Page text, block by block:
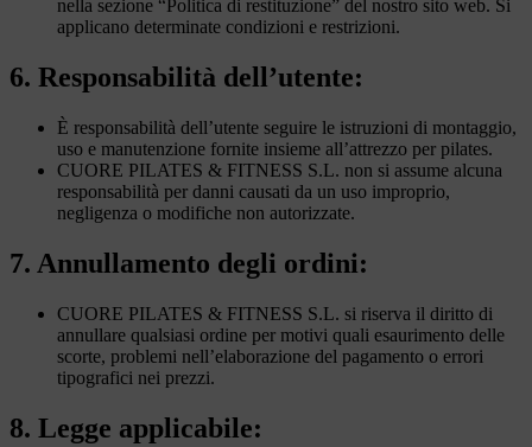
nella sezione “Politica di restituzione” del nostro sito web. Si
applicano determinate condizioni e restrizioni.
6. Responsabilità dell’utente:
È responsabilità dell’utente seguire le istruzioni di montaggio,
uso e manutenzione fornite insieme all’attrezzo per pilates.
CUORE PILATES & FITNESS S.L. non si assume alcuna
responsabilità per danni causati da un uso improprio,
negligenza o modifiche non autorizzate.
7. Annullamento degli ordini:
CUORE PILATES & FITNESS S.L. si riserva il diritto di
annullare qualsiasi ordine per motivi quali esaurimento delle
scorte, problemi nell’elaborazione del pagamento o errori
tipografici nei prezzi.
8. Legge applicabile: